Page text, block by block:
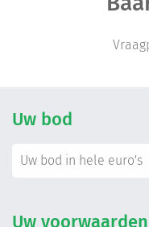
Uw bod
Uw voorwaarden